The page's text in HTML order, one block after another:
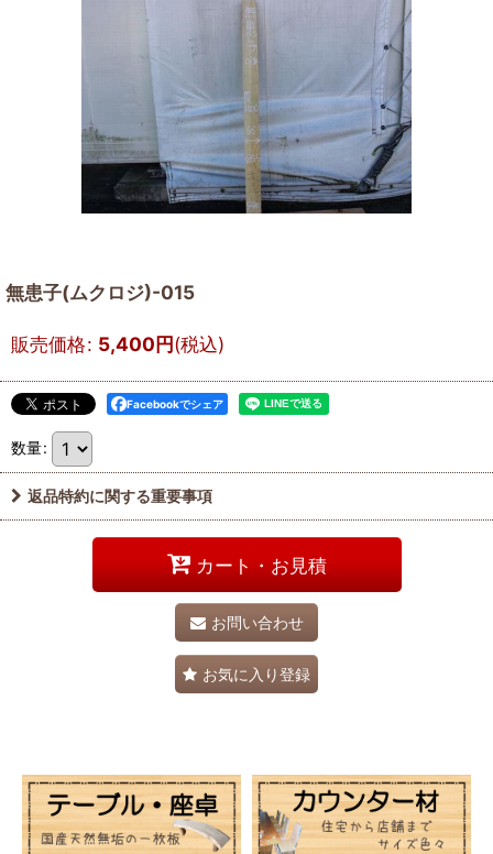
無患子(ムクロジ)-015
販売価格: 5,400円(税込)
Facebookでシェア
数量:
返品特約に関する重要事項
カート・お見積
お問い合わせ
お気に入り登録